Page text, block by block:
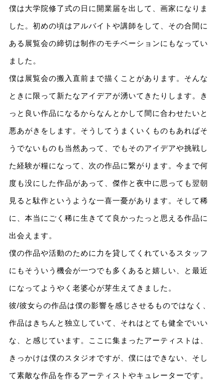
僕は大学院修了式の日に開業届を出して、画家になりま
した。初めの頃はアルバイトや講師をして、その合間に
ある展覧会の締切は制作のモチベーションにもなってい
ました。
僕は展覧会の搬入直前まで描くことがあります。そんな
ときに限って新たなアイデアが湧いてきたりします。き
っと良い作品になるからなんとかして間に合わせたいと
悪あがきをします。そうしてうまくいくものもあればそ
うでないものも当然あって、でもそのアイデアや挑戦し
た経験が糧になって、次の作品に繋がります。今まで何
度も没にした作品があって、傑作と夜中に思っても翌朝
見ると駄作というような一喜一憂があります。そして稀
に、本当にごく稀に生きてて良かったっと思える作品に
出会えます。
僕の作品や活動のために力を貸してくれているスタッフ
にもそういう機会が一つでも多くあると嬉しい、と最近
になってようやく老婆心が芽生えてきました。
彼/彼女らの作品は僕の影響を感じさせるものではなく、
作品はきちんと独立していて、それはとても健全でいい
な、と感じています。ここに集まったアーティストは、
きっかけは僕のスタジオですが、僕にはできない、そし
て素敵な作品を作るアーティストやキュレーターです。